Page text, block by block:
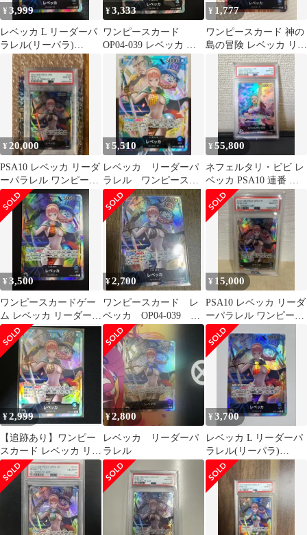
¥3,999
レベッカ L リーダーパ
ラレル(リーパラ)
OP04-039 謀略の王国
¥3,333
ワンピースカード
OP04-039 レベッカ リ
ーダーパラレル
¥ 1,777
ワンピースカード 神の
島の冒険 レベッカ リー
ダーパラレル
¥ 20,000
PSA10 レベッカ リーダ
ーパラレル ワンピース
カードゲーム
¥5,510
レベッカ リーダーパ
ラレル ワンピースカ
ードゲーム 謀略の王
国
¥55,800
ネフェルタリ・ビビ レ
ベッカ PSA10 連番 ワ
ンピースカード
¥3,500
ワンピースカードゲー
ム レベッカ リーダーパ
ラレル
¥2,700
ワンピースカード レ
ベッカ OP04-039
L リーダーパラレル
謀略の王国
¥ 15,000
PSA10 レベッカ リーダ
ーパラレル ワンピース
カードゲーム
¥2,999
【追跡あり】ワンピー
スカード レベッカ リー
ダーパラレル OP04-039
¥2,800
レベッカ リーダーパ
ラレル
¥3,700
レベッカ L リーダーパ
ラレル(リーパラ)
OP04-039